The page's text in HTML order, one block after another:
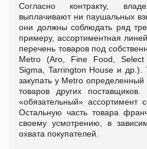
Согласно контракту,
выплачивают ни паушальных
они должны соблюдать ряд
примеру, ассортиментная
перечень товаров под
Metro (Aro, Fine Food, Select
Sigma, Tarrington House и др.).
закупать у Metro
товаров других
«обязательный» ассортимент
Остальную часть товара
своему усмотрению, в
охвата покупателей.